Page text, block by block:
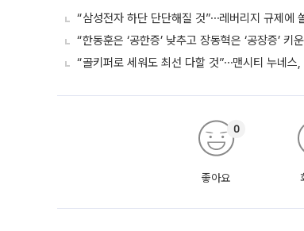
“삼성전자 하단 단단해질 것”⋯레버리지 규제에
“한동훈은 ‘공한증’ 낮추고 장동혁은 ‘공장증’ 키
“골키퍼로 세워도 최선 다할 것”⋯맨시티 누네스
좋아요
0